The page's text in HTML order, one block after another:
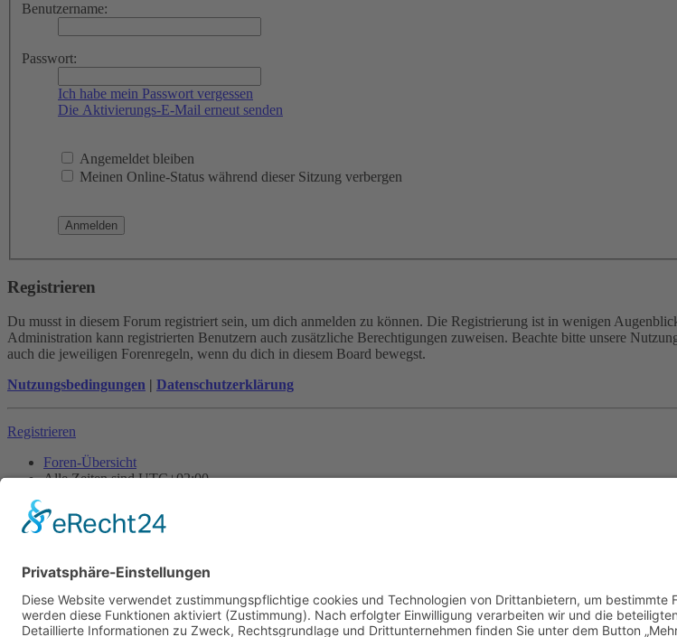
Benutzername:
Passwort:
Ich habe mein Passwort vergessen
Die Aktivierungs-E-Mail erneut senden
Angemeldet bleiben
Meinen Online-Status während dieser Sitzung verbergen
Registrieren
Du musst in diesem Forum registriert sein, um dich anmelden zu können. Die Registrierung ist in wenigen
Administration kann registrierten Benutzern auch zusätzliche Berechtigungen zuweisen. Beachte bitte unsere
auch die jeweiligen Forenregeln, wenn du dich in diesem Board bewegst.
Nutzungsbedingungen | Datenschutzerklärung
Registrieren
Foren-Übersicht
Alle Zeiten sindUTC+02:00
Powered byphpBB® Forum Software © phpBB Limited
Datenschutz |Nutzungsbedingungen